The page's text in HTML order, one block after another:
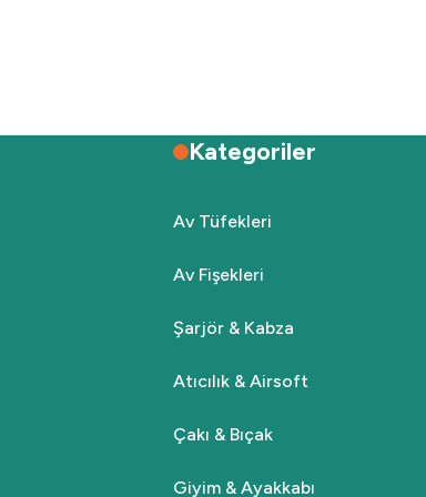
Kategoriler
Av Tüfekleri
Av Fişekleri
Şarjör & Kabza
Atıcılık & Airsoft
Çakı & Bıçak
Giyim & Ayakkabı